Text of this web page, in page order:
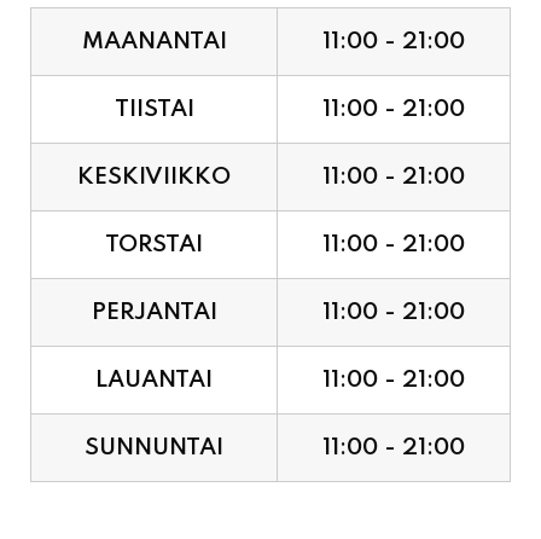
TIISTAI 11:00 - 21:00
KESKIVIIKKO 11:00 - 21:00
TORSTAI 11:00 - 21:00
PERJANTAI 11:00 - 21:00
LAUANTAI 11:00 - 21:00
SUNNUNTAI 11:00 - 21:00